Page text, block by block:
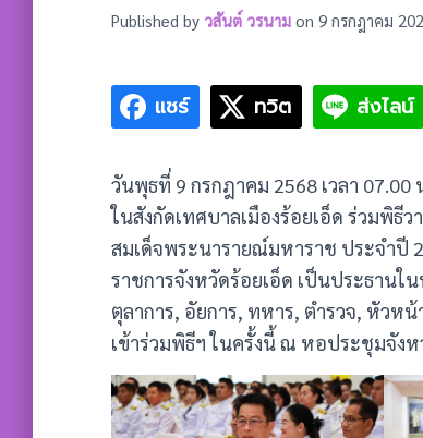
Published by วสันต์ วรนาม on 9 กรกฎาคม
แชร์ ทวิต ส่งไลน์
วันพุธที่ 9 กรกฎาคม 2568 เวลา 07.00
ในสังกัดเทศบาลเมืองร้อยเอ็ด ร่วมพิธี
สมเด็จพระนารายณ์มหาราช ประจำปี
ราชการจังหวัดร้อยเอ็ด เป็นประธานใ
ตุลาการ, อัยการ, ทหาร, ตำรวจ, หัวห
เข้าร่วมพิธีฯ ในครั้งนี้ ณ หอประชุมจังห